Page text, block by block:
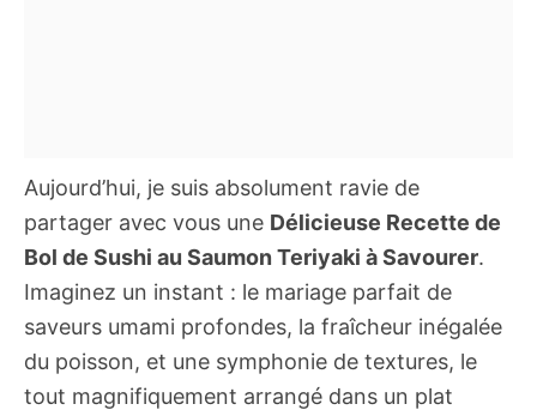
Aujourd’hui, je suis absolument ravie de
partager avec vous une Délicieuse Recette de
Bol de Sushi au Saumon Teriyaki à Savourer.
Imaginez un instant : le mariage parfait de
saveurs umami profondes, la fraîcheur inégalée
du poisson, et une symphonie de textures, le
tout magnifiquement arrangé dans un plat